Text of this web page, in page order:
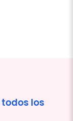
todos los